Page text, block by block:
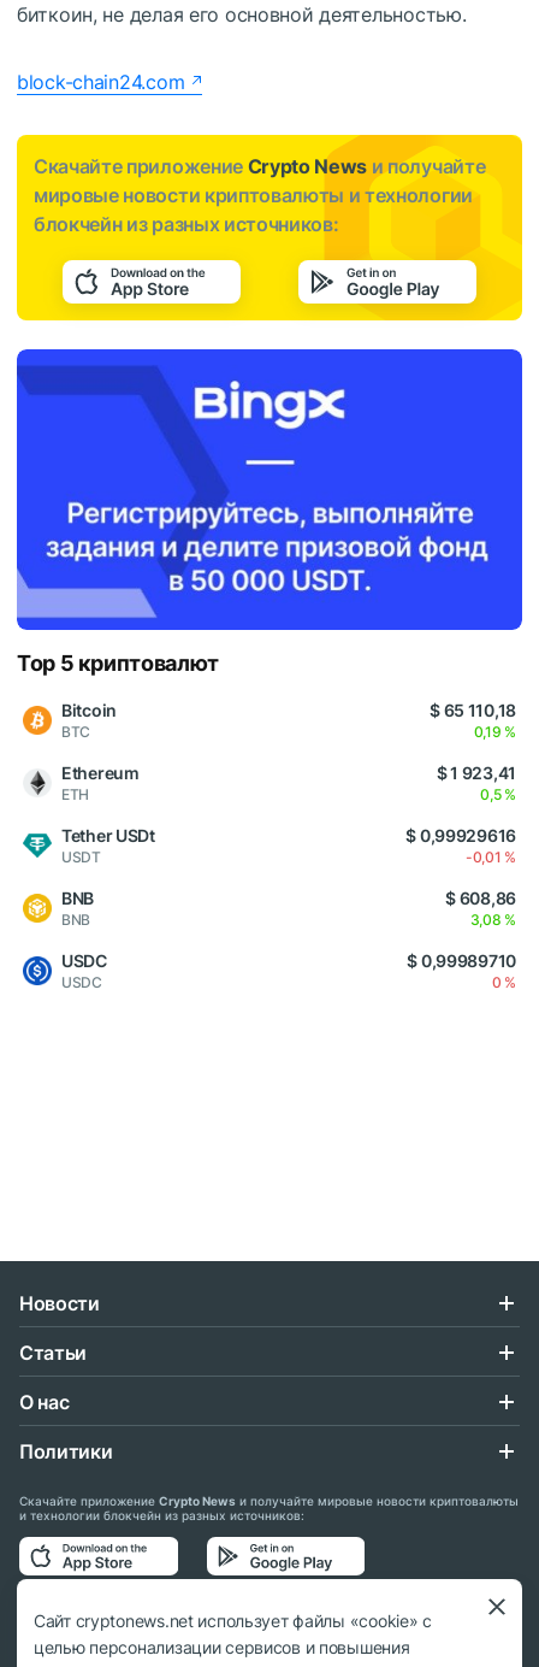
биткоин, не делая его основной деятельностью.
block-chain24.com
Скачайте приложение Crypto News и получайте
мировые новости криптовалюты и технологии
блокчейн из разных источников:
Top 5 криптовалют
Bitcoin
BTC
$ 65 110,18
0,19 %
Ethereum
ETH
$ 1 923,41
0,5 %
Tether USDt
USDT
$ 0,99929616
-0,01 %
BNB
BNB
$ 608,86
3,08 %
USDC
USDC
$ 0,99989710
0 %
Новости
Статьи
О нас
Политики
Скачайте приложение Crypto News и получайте мировые новости криптовалюты
и технологии блокчейн из разных источников:
Подписывайтесь на нас в социальных сетях:
Сайт cryptonews.net использует файлы «cookie» с
целью персонализации сервисов и повышения